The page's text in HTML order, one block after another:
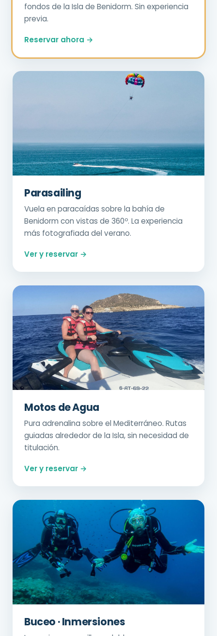
fondos de la Isla de Benidorm. Sin experiencia
previa.
Reservar ahora →
Parasailing
Vuela en paracaídas sobre la bahía de
Benidorm con vistas de 360º. La experiencia
más fotografiada del verano.
Ver y reservar →
Motos de Agua
Pura adrenalina sobre el Mediterráneo. Rutas
guiadas alrededor de la Isla, sin necesidad de
titulación.
Ver y reservar →
Buceo · Inmersiones